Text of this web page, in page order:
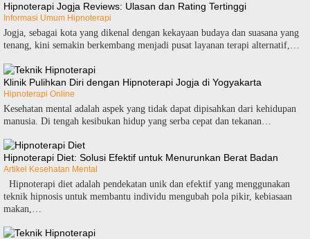
Hipnoterapi Jogja Reviews: Ulasan dan Rating Tertinggi
Informasi Umum Hipnoterapi
Jogja, sebagai kota yang dikenal dengan kekayaan budaya dan suasana yang
tenang, kini semakin berkembang menjadi pusat layanan terapi alternatif,…
Klinik Pulihkan Diri dengan Hipnoterapi Jogja di Yogyakarta
Hipnoterapi Online
Kesehatan mental adalah aspek yang tidak dapat dipisahkan dari kehidupan
manusia. Di tengah kesibukan hidup yang serba cepat dan tekanan…
Hipnoterapi Diet: Solusi Efektif untuk Menurunkan Berat Badan
Artikel Kesehatan Mental
Hipnoterapi diet adalah pendekatan unik dan efektif yang menggunakan
teknik hipnosis untuk membantu individu mengubah pola pikir, kebiasaan
makan,…